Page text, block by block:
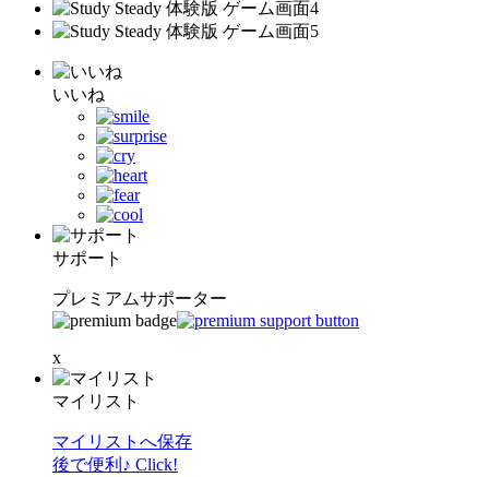
いいね
サポート
プレミアムサポーター
x
マイリスト
マイリストへ保存
後で便利♪ Click!